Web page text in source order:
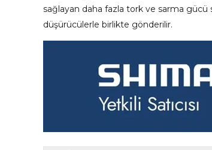
sağlayan daha fazla tork ve sarma
düşürücülerle birlikte gönderilir.